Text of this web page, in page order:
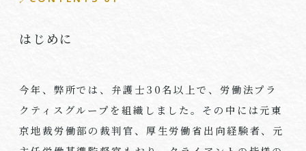
はじめに
今年、弊所では、弁護士30名以上で、労働法プラ
クティスグループを組織しました。その中には元東
京地裁労働部の裁判官、厚生労働省出向経験者、元